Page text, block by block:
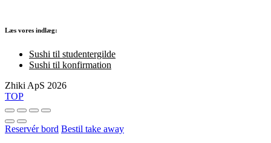
Læs vores indlæg:
Sushi til studentergilde
Sushi til konfirmation
Zhiki ApS 2026
TOP
Reservér bord Bestil take away